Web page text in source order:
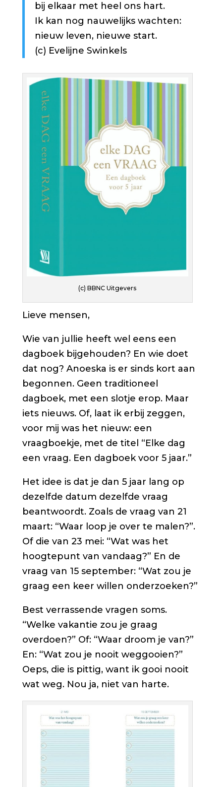
bij elkaar met heel ons hart.
Ik kan nog nauwelijks wachten:
nieuw leven, nieuwe start.
(c) Evelijne Swinkels
(c) BBNC Uitgevers
Lieve mensen,
Wie van jullie heeft wel eens een
dagboek bijgehouden? En wie doet
dat nog? Anoeska is er sinds kort aan
begonnen. Geen traditioneel
dagboek, met een slotje erop. Maar
iets nieuws. Of, laat ik erbij zeggen,
voor mij was het nieuw: een
vraagboekje, met de titel “Elke dag
een vraag. Een dagboek voor 5 jaar.”
Het idee is dat je dan 5 jaar lang op
dezelfde datum dezelfde vraag
beantwoordt. Zoals de vraag van 21
maart: “Waar loop je over te malen?”.
Of die van 23 mei: “Wat was het
hoogtepunt van vandaag?” En de
vraag van 15 september: “Wat zou je
graag een keer willen onderzoeken?”
Best verrassende vragen soms.
“Welke vakantie zou je graag
overdoen?” Of: “Waar droom je van?”
En: “Wat zou je nooit weggooien?”
Oeps, die is pittig, want ik gooi nooit
wat weg. Nou ja, niet van harte.